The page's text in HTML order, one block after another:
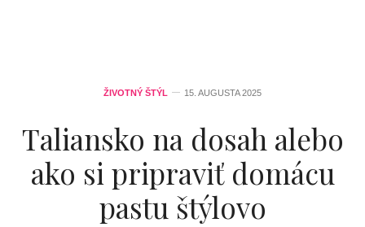
ŽIVOTNÝ ŠTÝL 15. AUGUSTA 2025
Taliansko na dosah alebo
ako si pripraviť domácu
pastu štýlovo